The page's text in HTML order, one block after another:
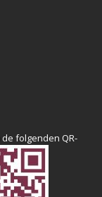
folgenden QR-